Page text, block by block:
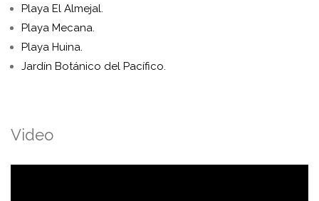
Playa El Almejal.
Playa Mecana.
Playa Huina.
Jardín Botánico del Pacífico.
Video